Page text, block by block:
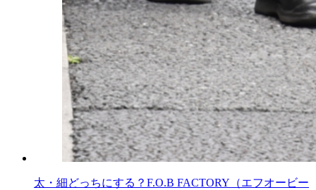
太・細どっちにする？F.O.B FACTORY（エフオービー